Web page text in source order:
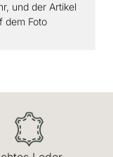
und der Artikel
dem Foto